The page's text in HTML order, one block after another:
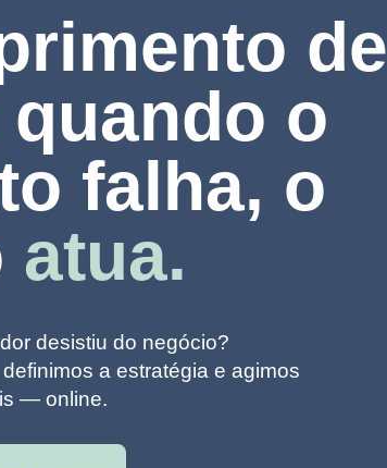
de
quando o
falha, o
atua.
desistiu do negócio?
a estratégia e agimos
— online.